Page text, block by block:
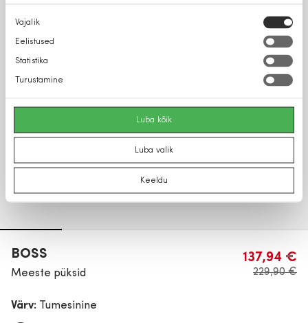
Nõusoleku
valik
Vajalik
Eelistused
Statistika
Turustamine
Luba kõik
Luba valik
Keeldu
BOSS
Meeste püksid
137,94 €
229,90 €
Värv: Tumesinine